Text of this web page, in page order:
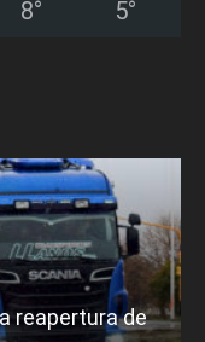
8° 5°
reapertura de